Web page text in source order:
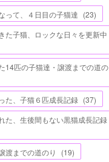
って、４日目の子猫達 (23)
た子猫、ロックな日々を更新中
14匹の子猫達・譲渡までの道の
た、子猫６匹成長記録 (37)
た、生後間もない黒猫成長記録
渡までの道のり
(19)